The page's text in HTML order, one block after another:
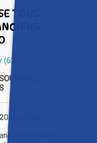
TOUS
à 08h00
exposition